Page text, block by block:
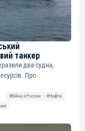
танкер
два судна,
Про
#Війна з Росією
#Нафта